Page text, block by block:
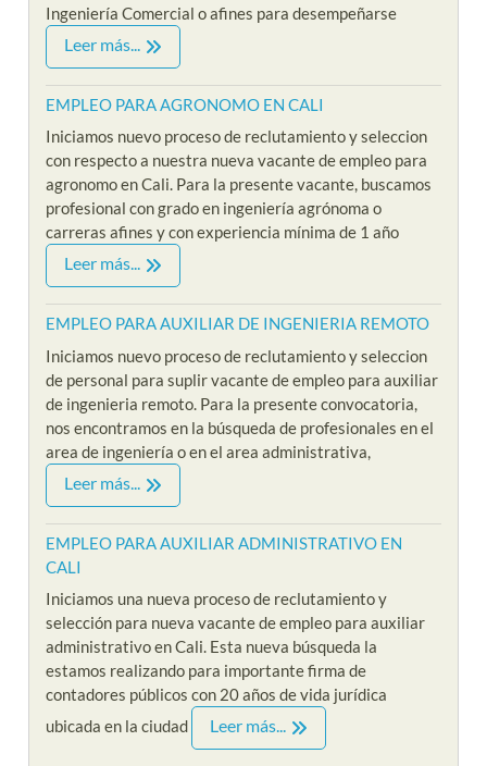
Ingeniería Comercial o afines para desempeñarse
Leer más...
EMPLEO PARA AGRONOMO EN CALI
Iniciamos nuevo proceso de reclutamiento y seleccion
con respecto a nuestra nueva vacante de empleo para
agronomo en Cali. Para la presente vacante, buscamos
profesional con grado en ingeniería agrónoma o
carreras afines y con experiencia mínima de 1 año
Leer más...
EMPLEO PARA AUXILIAR DE INGENIERIA REMOTO
Iniciamos nuevo proceso de reclutamiento y seleccion
de personal para suplir vacante de empleo para auxiliar
de ingenieria remoto. Para la presente convocatoria,
nos encontramos en la búsqueda de profesionales en el
area de ingeniería o en el area administrativa,
Leer más...
EMPLEO PARA AUXILIAR ADMINISTRATIVO EN
CALI
Iniciamos una nueva proceso de reclutamiento y
selección para nueva vacante de empleo para auxiliar
administrativo en Cali. Esta nueva búsqueda la
estamos realizando para importante firma de
contadores públicos con 20 años de vida jurídica
ubicada en la ciudad
Leer más...